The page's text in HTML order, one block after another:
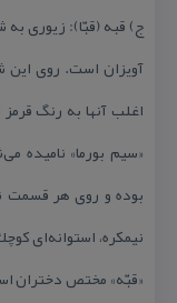
ج) قبه (قبّا): زیوری به
آویزان است. روی این
اغلب آنها به رنگ
«سیم بورما» نامیده
بوده و روی هر قسمت
نیمكره، استوانه‌ای
«قبّه» مختص دختران